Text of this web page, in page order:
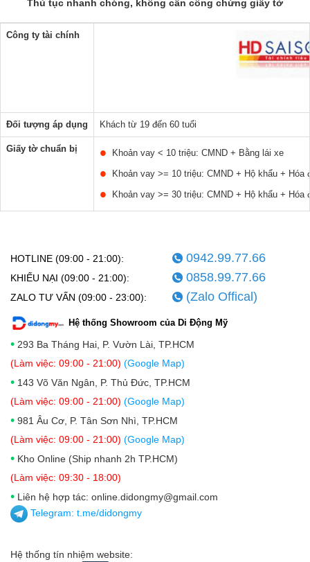
Thủ tục nhanh chóng, không cần công chứng giấy tờ
Công ty tài chính
Đối tượng áp dụng Khách từ 19 đến 60 tuổi
Giấy tờ chuẩn bị
Khoản vay < 10 triệu: CMND + Bằng lái xe
Khoản vay >= 10 triệu: CMND + Hộ khẩu +
Khoản vay >= 30 triệu: CMND + Hộ khẩu +
HOTLINE (09:00 - 21:00): 0942.99.77.66
KHIẾU NẠI (09:00 - 21:00): 0858.99.77.66
ZALO TƯ VẤN (09:00 - 23:00): (Zalo Offical)
Hệ thống Showroom của Di Động Mỹ
• 293 Ba Tháng Hai, P. Vườn Lài, TP.HCM
(Làm việc: 09:00 - 21:00) (Google Map)
• 143 Võ Văn Ngân, P. Thủ Đức, TP.HCM
(Làm việc: 09:00 - 21:00) (Google Map)
• 981 Âu Cơ, P. Tân Sơn Nhì, TP.HCM
(Làm việc: 09:00 - 21:00) (Google Map)
• Kho Online (Ship nhanh 2h TP.HCM)
(Làm việc: 09:30 - 18:00)
• Liên hệ hợp tác: online.didongmy@gmail.com
Telegram: t.me/didongmy
Hệ thống tín nhiệm website: